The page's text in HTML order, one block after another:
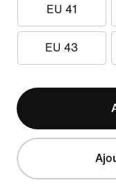
EU 41
EU 43